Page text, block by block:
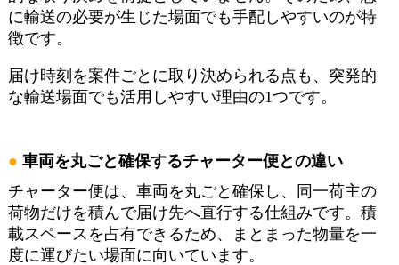
に輸送の必要が生じた場面でも手配しやすいのが特
徴です。
届け時刻を案件ごとに取り決められる点も、突発的
な輸送場面でも活用しやすい理由の1つです。
車両を丸ごと確保するチャーター便との違い
チャーター便は、車両を丸ごと確保し、同一荷主の
荷物だけを積んで届け先へ直行する仕組みです。積
載スペースを占有できるため、まとまった物量を一
度に運びたい場面に向いています。